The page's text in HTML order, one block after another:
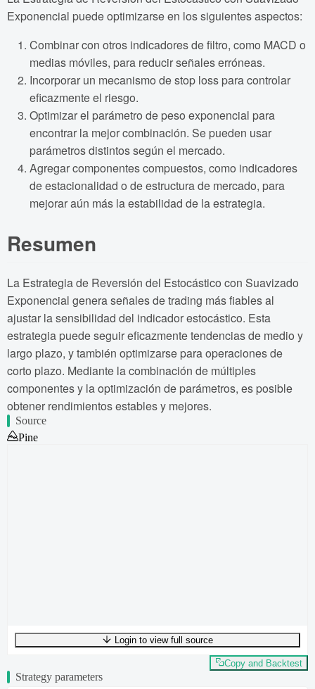
Exponencial puede optimizarse en los siguientes aspectos:
Combinar con otros indicadores de filtro, como MACD o
medias móviles, para reducir señales erróneas.
Incorporar un mecanismo de stop loss para controlar
eficazmente el riesgo.
Optimizar el parámetro de peso exponencial para
encontrar la mejor combinación. Se pueden usar
parámetros distintos según el mercado.
Agregar componentes compuestos, como indicadores
de estacionalidad o de estructura de mercado, para
mejorar aún más la estabilidad de la estrategia.
Resumen
La Estrategia de Reversión del Estocástico con Suavizado
Exponencial genera señales de trading más fiables al
ajustar la sensibilidad del indicador estocástico. Esta
estrategia puede seguir eficazmente tendencias de medio y
largo plazo, y también optimizarse para operaciones de
corto plazo. Mediante la combinación de múltiples
componentes y la optimización de parámetros, es posible
obtener rendimientos estables y mejores.
Source
Pine
UTF-8292 bytes49 words0 linesLn 1,Col 0
Login to view full source
Copy and Backtest
Strategy parameters